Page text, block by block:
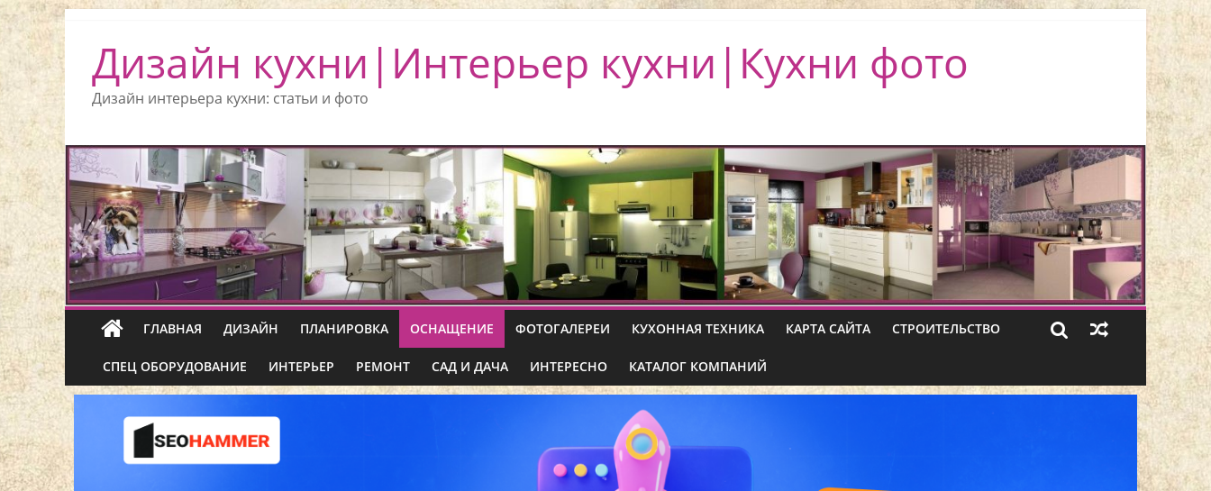
Дизайн кухни|Интерьер кухни|Кухни фото
Дизайн интерьера кухни: статьи и фото
ГЛАВНАЯ ДИЗАЙН ПЛАНИРОВКА ОСНАЩЕНИЕ ФОТОГАЛЕРЕИ КУХОННАЯ ТЕХНИКА КАРТА САЙТА СТРОИТЕЛЬСТВО
СПЕЦ ОБОРУДОВАНИЕ ИНТЕРЬЕР РЕМОНТ САД И ДАЧА ИНТЕРЕСНО КАТАЛОГ КОМПАНИЙ